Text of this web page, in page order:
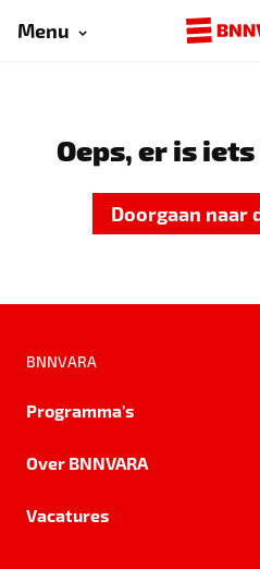
Menu
Oeps, er is
Doorgaan naar
BNNVARA
Programma's
Over BNNVARA
Vacatures